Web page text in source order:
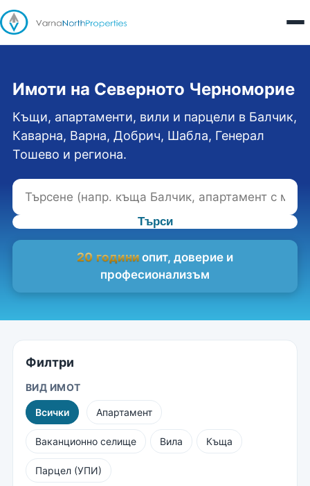
Имоти на Северното Черноморие
Къщи, апартаменти, вили и парцели в Балчик,
Каварна, Варна, Добрич, Шабла, Генерал
Тошево и региона.
Търси
20 години опит, доверие и
професионализъм
Филтри
ВИД ИМОТ
Всички Апартамент
Ваканционно селище Вила Къща
Парцел (УПИ)